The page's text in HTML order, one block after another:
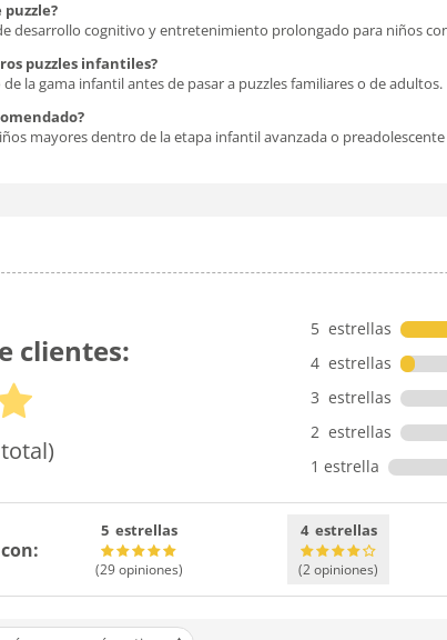
desarrollo cognitivo y entretenimiento prolongado para niños
puzzles infantiles?
la gama infantil antes de pasar a puzzles familiares o de adultos.
mayores dentro de la etapa infantil avanzada o
clientes:
5 estrellas
4 estrellas
3 estrellas
2 estrellas
1 estrella
5 estrellas
(29opiniones)
4 estrellas
(2opiniones)